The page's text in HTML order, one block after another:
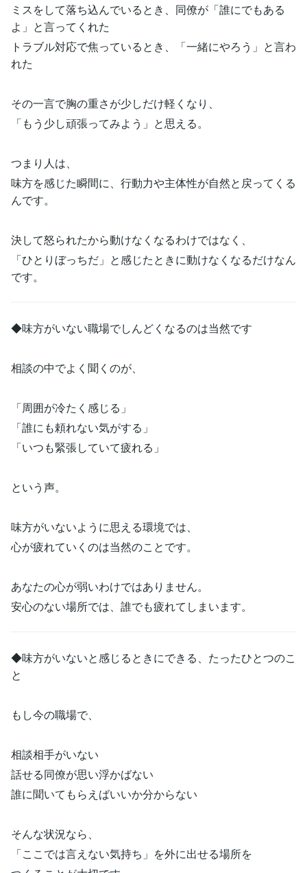
ミスをして落ち込んでいるとき、同僚が「誰にでもある
よ」と言ってくれた
トラブル対応で焦っているとき、「一緒にやろう」と言わ
れた
その一言で胸の重さが少しだけ軽くなり、
「もう少し頑張ってみよう」と思える。
つまり人は、
味方を感じた瞬間に、行動力や主体性が自然と戻ってくる
んです。
決して怒られたから動けなくなるわけではなく、
「ひとりぼっちだ」と感じたときに動けなくなるだけなん
です。
◆味方がいない職場でしんどくなるのは当然です
相談の中でよく聞くのが、
「周囲が冷たく感じる」
「誰にも頼れない気がする」
「いつも緊張していて疲れる」
という声。
味方がいないように思える環境では、
心が疲れていくのは当然のことです。
あなたの心が弱いわけではありません。
安心のない場所では、誰でも疲れてしまいます。
◆味方がいないと感じるときにできる、たったひとつのこ
と
もし今の職場で、
相談相手がいない
話せる同僚が思い浮かばない
誰に聞いてもらえばいいか分からない
そんな状況なら、
「ここでは言えない気持ち」を外に出せる場所を